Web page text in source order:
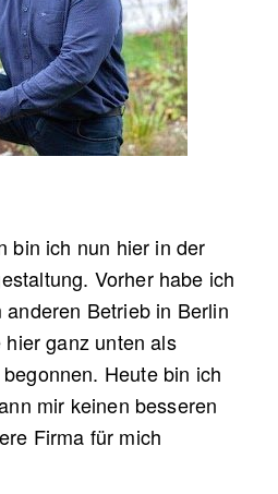
bin ich nun hier in der
Vorher habe ich
Betrieb in Berlin
ganz unten als
Heute bin ich
mir keinen besseren
Firma für mich